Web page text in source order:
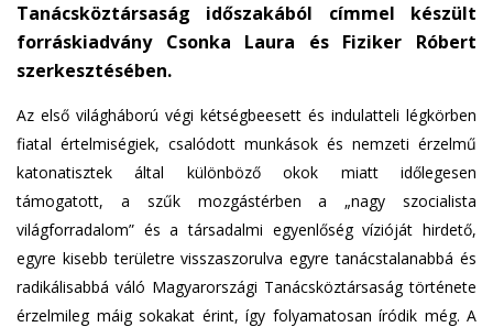
Tanácsköztársaság időszakából címmel készült
forráskiadvány Csonka Laura és Fiziker Róbert
szerkesztésében.
Az első világháború végi kétségbeesett és indulatteli légkörben
fiatal értelmiségiek, csalódott munkások és nemzeti érzelmű
katonatisztek által különböző okok miatt időlegesen
támogatott, a szűk mozgástérben a „nagy szocialista
világforradalom” és a társadalmi egyenlőség vízióját hirdető,
egyre kisebb területre visszaszorulva egyre tanácstalanabbá és
radikálisabbá váló Magyarországi Tanácsköztársaság története
érzelmileg máig sokakat érint, így folyamatosan íródik még. A